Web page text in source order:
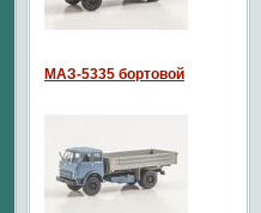
МАЗ-5335 бортовой